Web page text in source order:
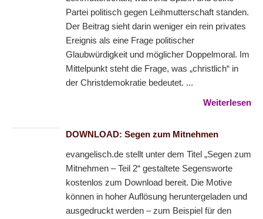
Partei politisch gegen Leihmutterschaft standen.
Der Beitrag sieht darin weniger ein rein privates
Ereignis als eine Frage politischer
Glaubwürdigkeit und möglicher Doppelmoral. Im
Mittelpunkt steht die Frage, was „christlich“ in
der Christdemokratie bedeutet. ...
Weiterlesen
DOWNLOAD: Segen zum Mitnehmen
evangelisch.de stellt unter dem Titel „Segen zum
Mitnehmen – Teil 2“ gestaltete Segensworte
kostenlos zum Download bereit. Die Motive
können in hoher Auflösung heruntergeladen und
ausgedruckt werden – zum Beispiel für den